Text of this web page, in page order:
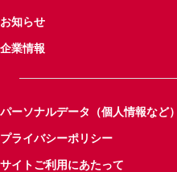
お知らせ
企業情報
パーソナルデータ（個人情報など
プライバシーポリシー
サイトご利用にあたって